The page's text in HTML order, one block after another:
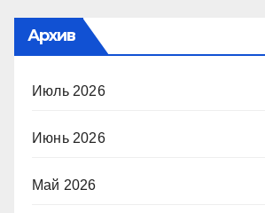
Архив
Июль 2026
Июнь 2026
Май 2026